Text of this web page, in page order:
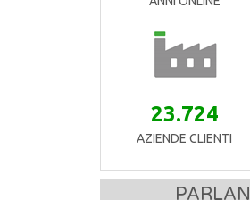
23.724
AZIENDE CLIENTI